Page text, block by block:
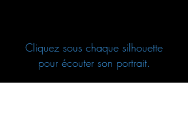
Cliquez sous chaque silhouette
pour écouter son portrait.